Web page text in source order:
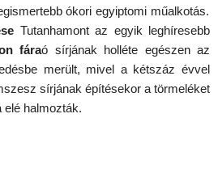
ókori egyiptomi műalkotás.
Tutanhamont az egyik leghíresebb
fáraó sírjának holléte egészen az
merült, mivel a kétszáz évvel
sírjának építésekor a törmeléket
elé halmozták.